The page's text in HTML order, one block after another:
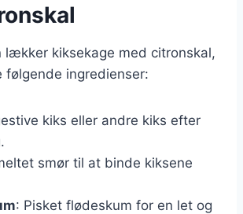
lækker kiksekage med citronskal,
følgende ingredienser:
kiks eller andre kiks efter
smør til at binde kiksene
: Pisket flødeskum for en let og